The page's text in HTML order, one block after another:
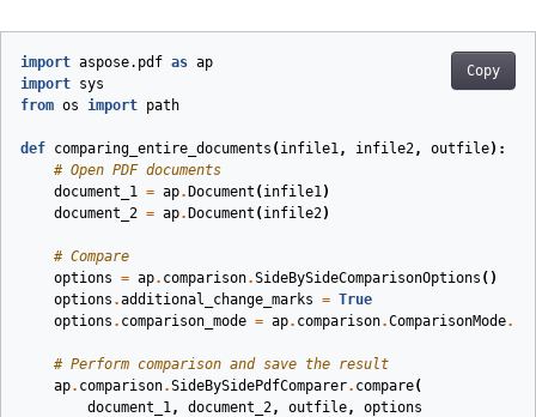
Copy
import aspose.pdf as ap
import sys
from os import path
def comparing_entire_documents ( infile1, infile2, outfile):
# Open PDF documents
document_1 = ap. Document ( infile1)
document_2 = ap. Document ( infile2)
# Compare
options = ap. comparison.SideBySideComparisonOptions ()
options .additional_change_marks = True
options . comparison_mode = ap. comparison.ComparisonMode.
# Perform comparison and save the result
ap. comparison.SideBySidePdfComparer. compare(
document_1, document_2, outfile,
options